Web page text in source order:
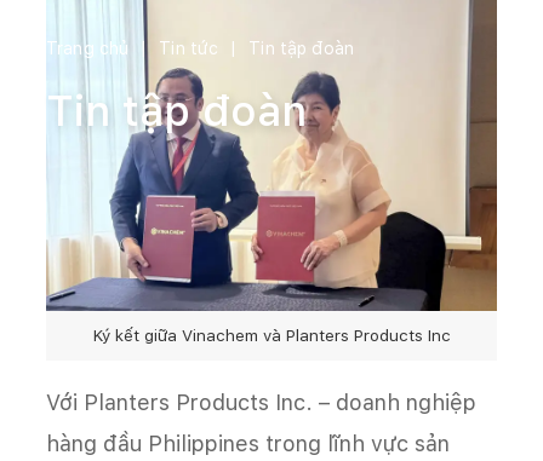
Trang chủ Tin tức Tin tập đoàn
Tin tập đoàn
Ký kết giữa Vinachem và Planters Products Inc
Với Planters Products Inc. – doanh nghiệp
hàng đầu Philippines trong lĩnh vực sản